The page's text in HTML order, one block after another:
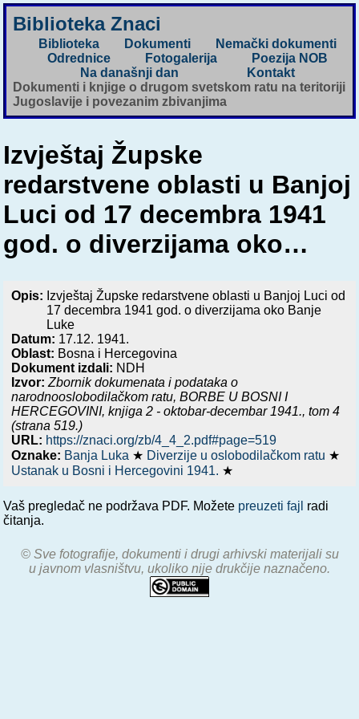
Biblioteka Znaci
Biblioteka Dokumenti
Nemački dokumenti
Odrednice
Fotogalerija
Poezija NOB
Na današnji dan
Kontakt
Dokumenti i knjige o drugom svetskom ratu na teritoriji
Jugoslavije i povezanim zbivanjima
Izvještaj Župske
redarstvene oblasti u Banjoj
Luci od 17 decembra 1941
god. o diverzijama oko…
Opis: Izvještaj Župske redarstvene oblasti u Banjoj Luci od
17 decembra 1941 god. o diverzijama oko Banje
Luke
Datum: 17.12. 1941.
Oblast: Bosna i Hercegovina
Dokument izdali: NDH
Izvor: Zbornik dokumenata i podataka o
narodnooslobodilačkom ratu,BORBE U BOSNI I
HERCEGOVINI, knjiga 2 - oktobar-decembar 1941., tom 4
(strana 519.)
URL: https://znaci.org/zb/4_4_2.pdf#page=519
Oznake: Banja Luka ★ Diverzije u oslobodilačkom ratu ★
Ustanak u Bosni i Hercegovini 1941. ★
Vaš pregledač ne podržava PDF. Možete preuzeti fajl radi
čitanja.
© Sve fotografije, dokumenti i drugi arhivski materijali su
u javnom vlasništvu, ukoliko nije drukčije naznačeno.